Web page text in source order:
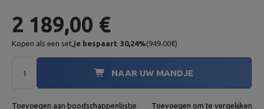
2 189,00 €
Kopen als een set,je bespaart 30,24%(949.00€)
NAAR UW MANDJE
Toevoegen aan boodschappenlijstje Toevoegen om te vergelijken